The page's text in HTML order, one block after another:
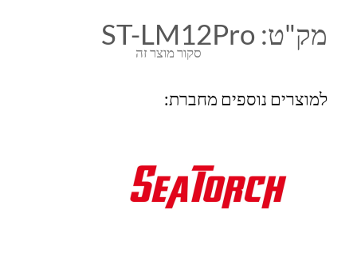
סקור מוצר זה
מק"ט: ST-LM12Pro
למוצרים נוספים מחברת: